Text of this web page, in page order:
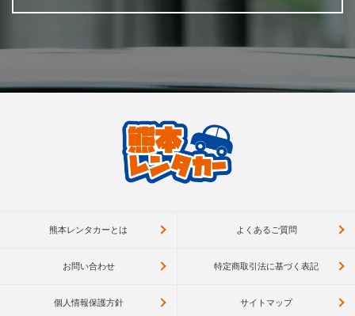
熊本レンタカーとは よくあるご質問
お問い合わせ 特定商取引法に基づく表記
個人情報保護方針 サイトマップ